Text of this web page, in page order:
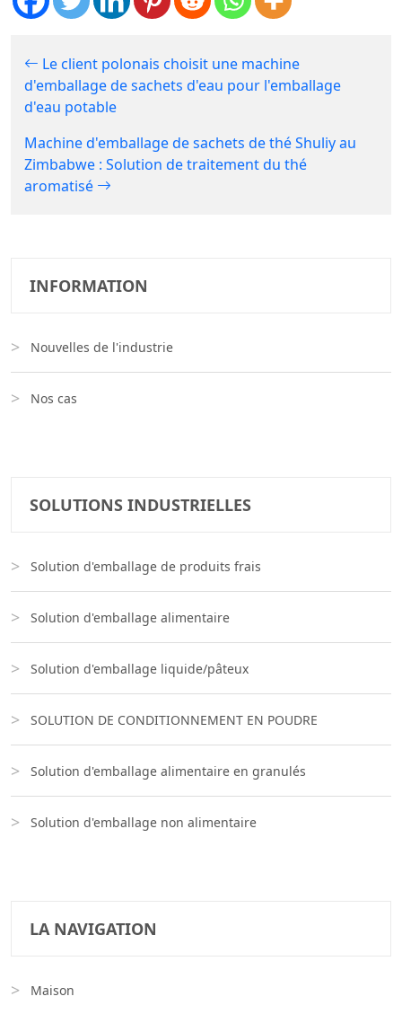
Le client polonais choisit une machine
d'emballage de sachets d'eau pour l'emballage
d'eau potable
Machine d'emballage de sachets de thé Shuliy au
Zimbabwe : Solution de traitement du thé
aromatisé
INFORMATION
Nouvelles de l'industrie
Nos cas
SOLUTIONS INDUSTRIELLES
Solution d'emballage de produits frais
Solution d'emballage alimentaire
Solution d'emballage liquide/pâteux
SOLUTION DE CONDITIONNEMENT EN POUDRE
Solution d'emballage alimentaire en granulés
Solution d'emballage non alimentaire
LA NAVIGATION
Maison